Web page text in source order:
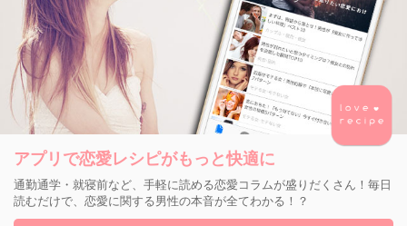
アプリで恋愛レシピがもっと快適に
通勤通学・就寝前など、手軽に読める恋愛コラムが盛りだくさん！毎日
読むだけで、恋愛に関する男性の本音が全てわかる！？